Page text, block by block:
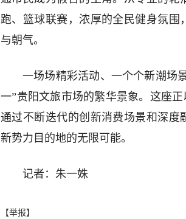
跑、篮球联赛，浓厚的全民健身氛
与朝气。
一场场精彩活动、一个个新潮场
一”贵阳文旅市场的繁华景象。这座
通过不断迭代的创新消费场景和深度
新势力目的地的无限可能。
记者：朱一姝
【举报】